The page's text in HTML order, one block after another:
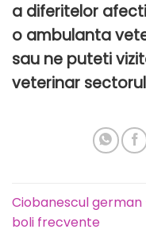
a diferitelor
o ambulanta
sau ne puteti
veterinar
Ciobanescul german
boli frecvente